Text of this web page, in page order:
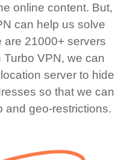
online content. But,
can help us solve
are 21000+ servers
Turbo VPN, we can
server to hide
so that we can
and geo-restrictions.